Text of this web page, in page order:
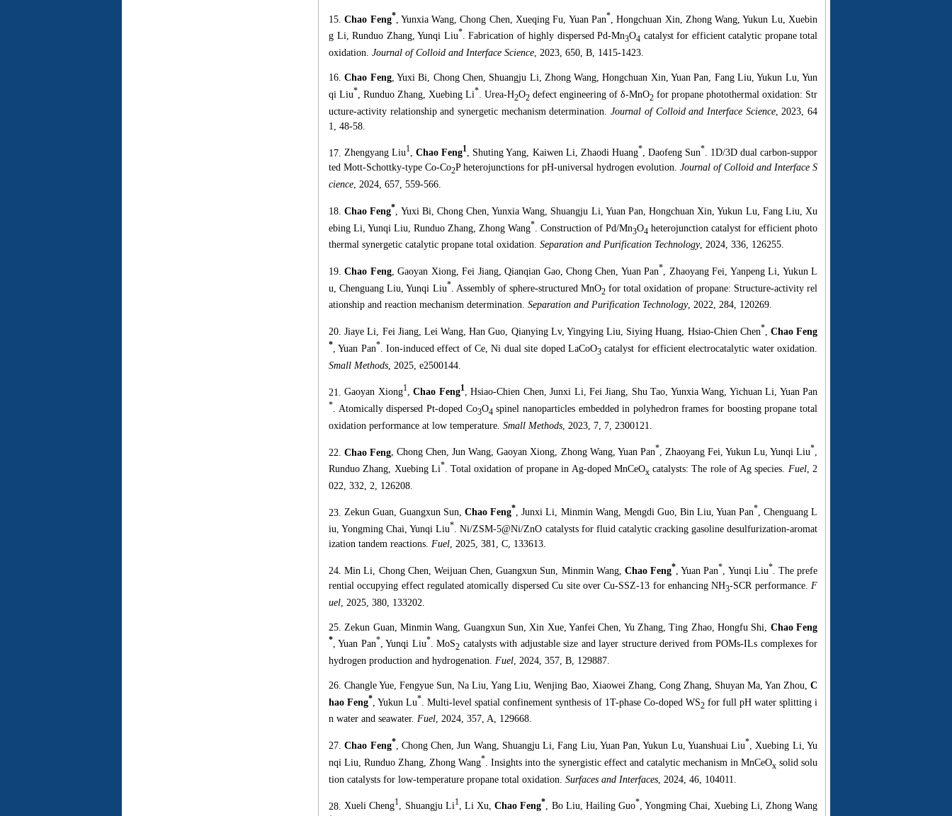
15.Chao Feng* , Yunxia Wang, Chong Chen, Xueqing Fu, Yuan Pan* , Hongchuan Xin, Zhong Wang, Yukun Lu, Xuebin
g Li, Runduo Zhang, Yunqi Liu*. Fabrication of highly dispersed Pd-Mn3O4 catalyst for efficient catalytic propane total
oxidation. Journal of Colloid and Interface Science, 2023, 650, B, 1415-1423.
16.Chao Feng, Yuxi Bi, Chong Chen, Shuangju Li, Zhong Wang, Hongchuan Xin, Yuan Pan, Fang Liu, Yukun Lu, Yun
qi Liu* , Runduo Zhang, Xuebing Li* . Urea-H2O2 defect engineering of δ-MnO2 for propane photothermal oxidation: Str
ucture-activity relationship and synergetic mechanism determination.Journal of Colloid and Interface Science, 2023, 64
1, 48-58.
17.Zhengyang Liu1,Chao Feng1, Shuting Yang, Kaiwen Li, Zhaodi Huang*, Daofeng Sun*. 1D/3D dual carbon-suppor
ted Mott-Schottky-type Co-Co2P heterojunctions for pH-universal hydrogen evolution. Journal of Colloid and Interface S
cience, 2024, 657, 559-566.
18.Chao Feng*
, Yuxi Bi, Chong Chen, Yunxia Wang, Shuangju Li, Yuan Pan, Hongchuan Xin, Yukun Lu, Fang Liu, Xu
ebing Li, Yunqi Liu, Runduo Zhang, Zhong Wang* . Construction of Pd/Mn3O4 heterojunction catalyst for efficient photo
thermal synergetic catalytic propane total oxidation. Separation and Purification Technology, 2024, 336, 126255.
19.Chao Feng, Gaoyan Xiong, Fei Jiang, Qianqian Gao, Chong Chen, Yuan Pan*
, Zhaoyang Fei, Yanpeng Li, Yukun L
u, Chenguang Liu, Yunqi Liu* . Assembly of sphere-structured MnO2 for total oxidation of propane: Structure-activity rel
ationship and reaction mechanism determination. Separation and Purification Technology, 2022, 284, 120269.
20.Jiaye Li, Fei Jiang, Lei Wang, Han Guo, Qianying Lv, Yingying Liu, Siying Huang, Hsiao-Chien Chen*, Chao Feng
* , Yuan Pan* . Ion-induced effect of Ce, Ni dual site doped LaCoO3catalyst for efficient electrocatalytic water oxidation.
Small Methods , 2025, e2500144.
21.Gaoyan Xiong1,Chao Feng1, Hsiao-Chien Chen, Junxi Li, Fei Jiang, Shu Tao, Yunxia Wang, Yichuan Li, Yuan Pan
* . Atomically dispersed Pt-doped Co3O4 spinel nanoparticles embedded in polyhedron frames for boosting propane total
oxidation performance at low temperature. Small Methods , 2023, 7, 7, 2300121.
22.Chao Feng, Chong Chen, Jun Wang, Gaoyan Xiong, Zhong Wang, Yuan Pan*, Zhaoyang Fei, Yukun Lu, Yunqi Liu*,
Runduo Zhang, Xuebing Li* . Total oxidation of propane in Ag-doped MnCeOxcatalysts: The role of Ag species. Fuel, 2
022, 332, 2, 126208.
23.Zekun Guan, Guangxun Sun,Chao Feng*, Junxi Li, Minmin Wang, Mengdi Guo, Bin Liu, Yuan Pan*, Chenguang L
iu, Yongming Chai, Yunqi Liu*. Ni/ZSM-5@Ni/ZnO catalysts for fluid catalytic cracking gasoline desulfurization-aromat
ization tandem reactions. Fuel, 2025, 381, C, 133613.
24.Min Li, Chong Chen, Weijuan Chen, Guangxun Sun, Minmin Wang, Chao Feng* , Yuan Pan* , Yunqi Liu* . The prefe
rential occupying effect regulated atomically dispersed Cu site over Cu-SSZ-13 for enhancing NH3-SCR performance. F
uel , 2025, 380, 133202.
25. Zekun Guan, Minmin Wang, Guangxun Sun, Xin Xue, Yanfei Chen, Yu Zhang, Ting Zhao, Hongfu Shi, Chao Feng
*, Yuan Pan*, Yunqi Liu*. MoS2 catalysts with adjustable size and layer structure derived from POMs-ILs complexes for
hydrogen production and hydrogenation.
Fuel , 2024, 357, B, 129887.
26.Changle Yue, Fengyue Sun, Na Liu, Yang Liu, Wenjing Bao, Xiaowei Zhang, Cong Zhang, Shuyan Ma, Yan Zhou,C
hao Feng* , Yukun Lu* . Multi-level spatial confinement synthesis of 1T-phase Co-doped WS2 for full pH water splitting i
n water and seawater. Fuel, 2024, 357, A, 129668.
27.Chao Feng*, Chong Chen, Jun Wang, Shuangju Li, Fang Liu, Yuan Pan, Yukun Lu, Yuanshuai Liu*, Xuebing Li, Yu
nqi Liu, Runduo Zhang, Zhong Wang* . Insights into the synergistic effect and catalytic mechanism in MnCeOxsolid solu
tion catalysts for low-temperature propane total oxidation. Surfaces and Interfaces , 2024, 46, 104011.
28.Xueli Cheng1, Shuangju Li1, Li Xu,Chao Feng*, Bo Liu, Hailing Guo*, Yongming Chai, Xuebing Li, Zhong Wang